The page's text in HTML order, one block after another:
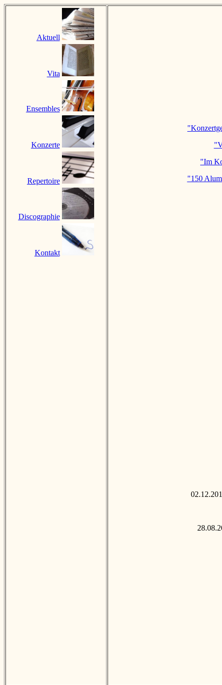
Aktuell
Vita
Ensembles
Konzerte
Repertoire
Discographie
Kontakt
"Im
"150